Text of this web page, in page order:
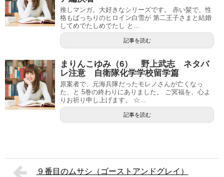
推しマンガ。大好きなシリーズです。 赤い髪で、性
格もばっちりのヒロイン白雪が 第二王子さまと結婚
してめでたしめでたし と...
記事を読む
まりんこゆみ（6） 野上武志 ネタバ
レ注意 自衛隊化学学校留学篇
原案者で、元海兵隊だったモレノさんが亡くなっ
た、と 5巻の終わりにありました。 ご冥福を、心よ
りお祈り申し上げます。 ☆...
記事を読む
９番目のムサシ（ゴーストアンドグレイ）